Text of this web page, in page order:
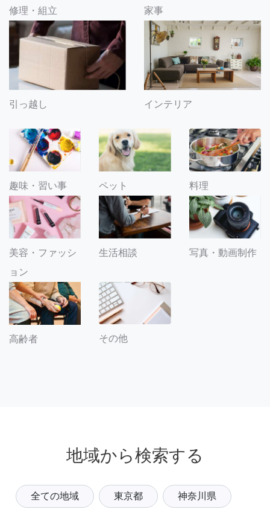
修理・組立 家事
引っ越し インテリア
趣味・習い事 ペット 料理
美容・ファッシ
ョン
生活相談 写真・動画制作
高齢者 その他
地域から検索する
全ての地域 東京都 神奈川県